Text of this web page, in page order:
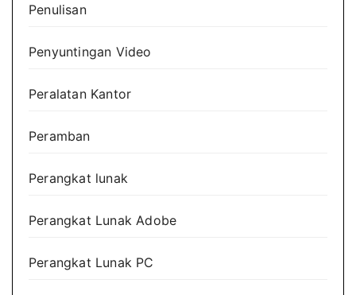
Penulisan
Penyuntingan Video
Peralatan Kantor
Peramban
Perangkat lunak
Perangkat Lunak Adobe
Perangkat Lunak PC